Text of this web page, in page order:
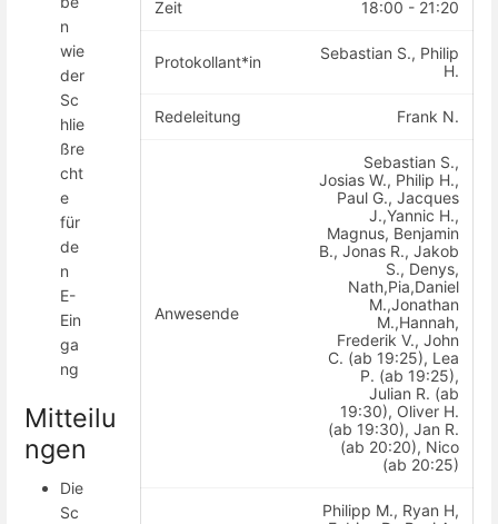
Zeit 18:00 - 21:20
Protokollant*in
Sebastian S., Philip
H.
Redeleitung Frank N.
Anwesende
Sebastian S.,
Josias W., Philip H.,
Paul G., Jacques
J.,Yannic H.,
Magnus, Benjamin
B., Jonas R., Jakob
S., Denys,
Nath,Pia,Daniel
M.,Jonathan
M.,Hannah,
Frederik V., John
C. (ab 19:25), Lea
P. (ab 19:25),
Julian R. (ab
19:30), Oliver H.
(ab 19:30), Jan R.
(ab 20:20), Nico
(ab 20:25)
Philipp M., Ryan H,
n
wie
der
Sc
hlie
ßre
cht
e
für
de
n
E-
Ein
ga
ng
Mitteilu
ngen
Die
Sc